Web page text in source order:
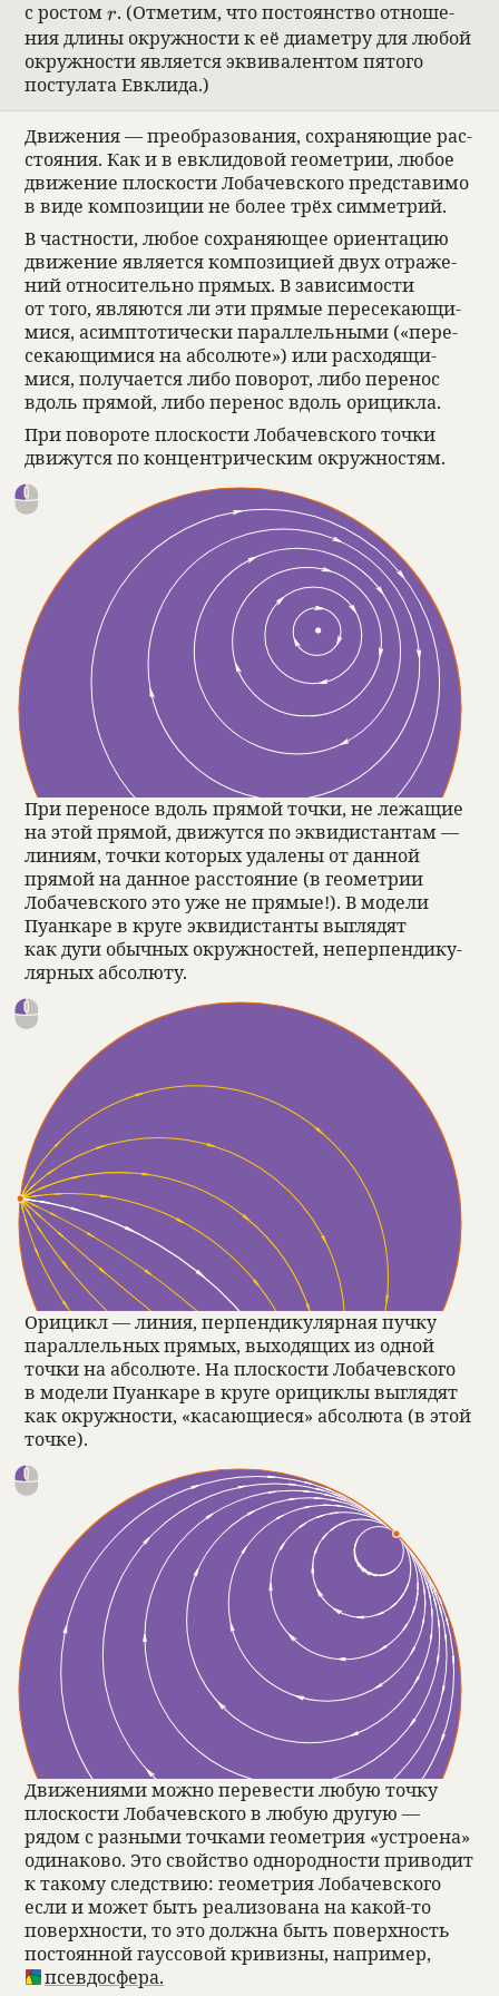
с ростомr
r. (Отме­тим, что посто­ян­ство отноше­
ния длины окруж­но­сти к её диаметру для любой
окруж­но­сти явля­ется экви­ва­лен­том пятого
посту­лата Евклида.)
Движе­ния — пре­об­ра­зо­ва­ния, сохра­няющие рас­
сто­я­ния. Как и в евкли­до­вой геомет­рии, любое
движе­ние плос­ко­сти Лоба­чев­ского пред­ста­вимо
в виде компо­зиции не более трёх симмет­рий.
В част­но­сти, любое сохра­няющее ори­ен­тацию
движе­ние явля­ется компо­зицией двух отраже­
ний отно­си­тельно прямых. В зави­симо­сти
от того, являются ли эти прямые пере­се­кающи­
мися, асимп­то­ти­че­ски парал­лель­ными («пере­
се­кающи­мися на абсо­люте») или рас­хо­дящи­
мися, полу­ча­ется либо пово­рот, либо пере­нос
вдоль прямой, либо пере­нос вдоль орицикла.
При пово­роте плос­ко­сти Лоба­чев­ского точки
движутся по концен­три­че­ским окруж­но­стям.
При пере­носе вдоль прямой точки, не лежащие
на этой прямой, движутся по экви­ди­стан­там —
линиям, точки кото­рых уда­лены от дан­ной
прямой на дан­ное рас­сто­я­ние (в геомет­рии
Лоба­чев­ского это уже не прямые!). В модели
Пуан­каре в круге экви­ди­станты выгля­дят
как дуги обыч­ных окруж­но­стей, неперпен­ди­ку­
ляр­ных абсо­люту.
Орицикл — линия, перпен­ди­ку­ляр­ная пучку
парал­лель­ных прямых, выхо­дящих из одной
точки на абсо­люте. На плос­ко­сти Лоба­чев­ского
в модели Пуан­каре в круге орициклы выгля­дят
как окруж­но­сти, «касающи­еся» абсо­люта (в этой
точке).
Движе­ни­ями можно пере­ве­сти любую точку
плос­ко­сти Лоба­чев­ского в любую другую —
рядом с раз­ными точ­ками геомет­рия «устро­ена»
оди­на­ково. Это свойство одно­род­но­сти при­во­дит
к такому след­ствию: геомет­рия Лоба­чев­ского
если и может быть реа­ли­зо­вана на какой-то
поверх­но­сти, то это должна быть поверх­ность
посто­ян­ной гаус­со­вой кри­визны, напри­мер,
псев­до­сфера.